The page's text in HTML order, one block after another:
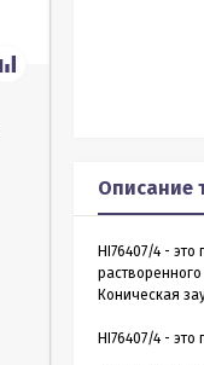
CONDTROL
эргономичном
Лазерная
0,05 до 60
измерения –
Описание
HI76407/4 -
Коническая
HI76407/4 -